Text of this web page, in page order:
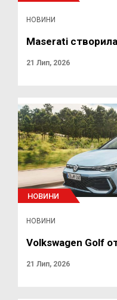
НОВИНИ
Maserati
21 Лип, 2026
НОВИНИ
НОВИНИ
Volkswagen Golf
21 Лип, 2026